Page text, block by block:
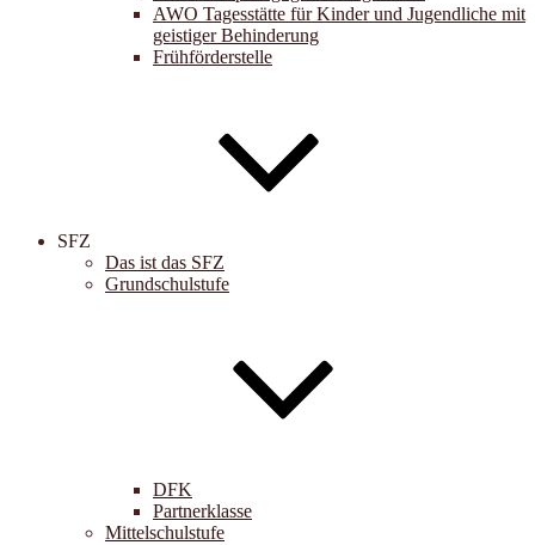
AWO Tagesstätte für Kinder und Jugendliche mit
geistiger Behinderung
Frühförderstelle
SFZ
Das ist das SFZ
Grundschulstufe
DFK
Partnerklasse
Mittelschulstufe